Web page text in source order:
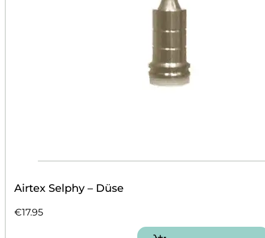
Airtex Selphy – Düse
€17.95